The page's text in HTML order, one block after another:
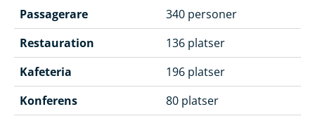
Passagerare
340 personer
Restauration
136 platser
Kafeteria
196 platser
Konferens
80 platser